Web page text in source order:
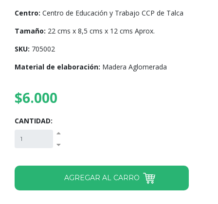
Centro: Centro de Educación y Trabajo CCP de Talca
Tamaño: 22 cms x 8,5 cms x 12 cms Aprox.
SKU: 705002
Material de elaboración: Madera Aglomerada
$6.000
CANTIDAD: